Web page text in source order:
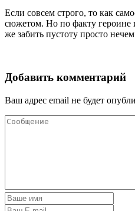
Если совсем строго, то как
сюжетом. Но по факту героине
же забить пустоту просто
Добавить комментарий
Ваш адрес email не будет